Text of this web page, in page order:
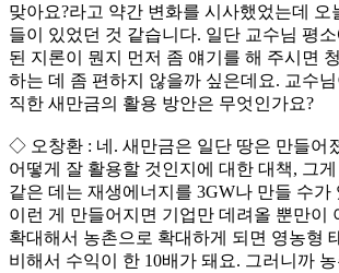
맞아요?라고 약간 변화를 시사했었는데 오
들이 있었던 것 같습니다. 일단 교수님 평
된 지론이 뭔지 먼저 좀 얘기를 해 주시면
하는 데 좀 편하지 않을까 싶은데요. 교수
직한 새만금의 활용 방안은 무엇인가요?
◇ 오창환 : 네. 새만금은 일단 땅은 만들어
어떻게 잘 활용할 것인지에 대한 대책, 그게
같은 데는 재생에너지를 3GW나 만들 수가
이런 게 만들어지면 기업만 데려올 뿐만이
확대해서 농촌으로 확대하게 되면 영농형
비해서 수익이 한 10배가 돼요. 그러니까